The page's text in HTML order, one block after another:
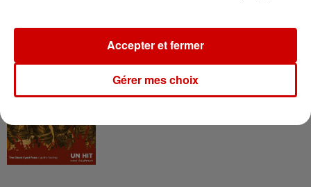
I Gotta Feeling : comment David
Guetta a changé l’histoire des...
Gérer mes choix
Accepter et fermer